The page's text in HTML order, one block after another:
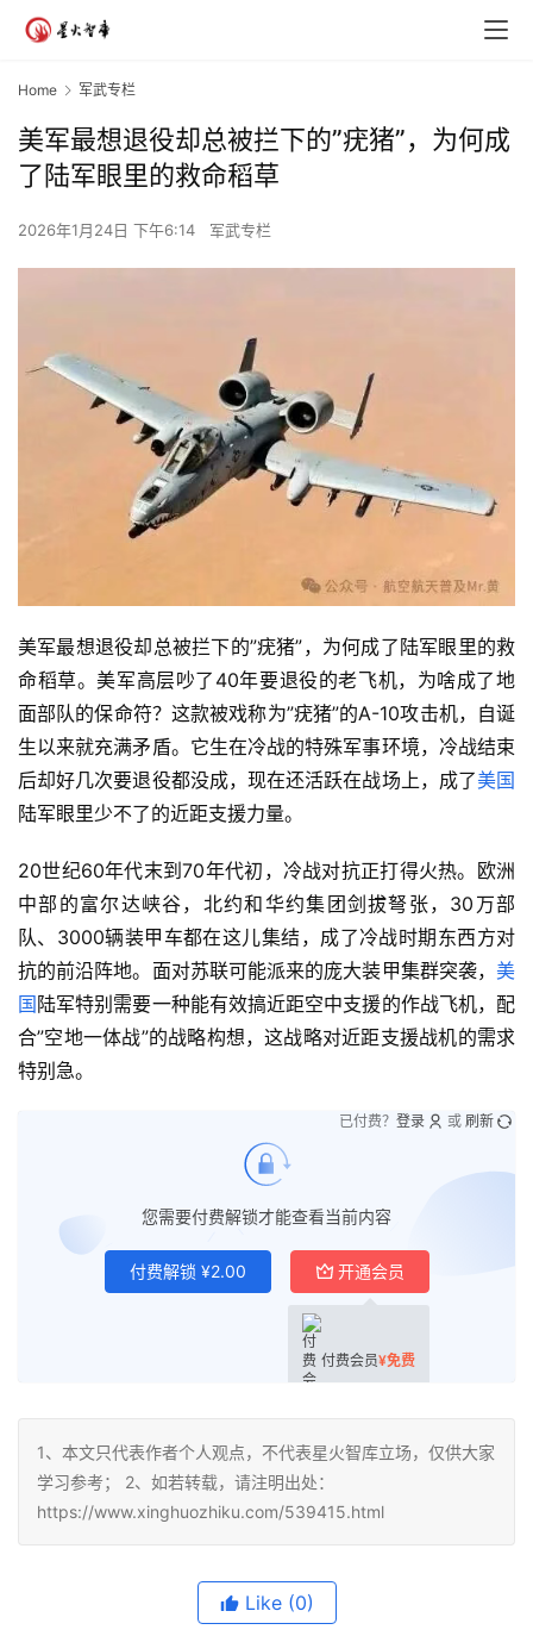
Home 军武专栏
美军最想退役却总被拦下的”疣猪”，为何成
了陆军眼里的救命稻草
2026年1月24日 下午6:14 军武专栏
美军最想退役却总被拦下的”疣猪”，为何成了陆军眼里的救
命稻草。美军高层吵了40年要退役的老飞机，为啥成了地
面部队的保命符？这款被戏称为”疣猪”的A-10攻击机，自诞
生以来就充满矛盾。它生在冷战的特殊军事环境，冷战结束
后却好几次要退役都没成，现在还活跃在战场上，成了美国
陆军眼里少不了的近距支援力量。
20世纪60年代末到70年代初，冷战对抗正打得火热。欧洲
中部的富尔达峡谷，北约和华约集团剑拔弩张，30万部
队、3000辆装甲车都在这儿集结，成了冷战时期东西方对
抗的前沿阵地。面对苏联可能派来的庞大装甲集群突袭， 美
国 陆军特别需要一种能有效搞近距空中支援的作战飞机，配
合”空地一体战”的战略构想，这战略对近距支援战机的需求
特别急。
您需要付费解锁才能查看当前内容
付费解锁 ¥2.00 开通会员
付费会员¥免费
已付费？ 登录 或 刷新
1、本文只代表作者个人观点，不代表星火智库立场，仅供大家
学习参考； 2、如若转载，请注明出处：
https://www.xinghuozhiku.com/539415.html
Like (0)